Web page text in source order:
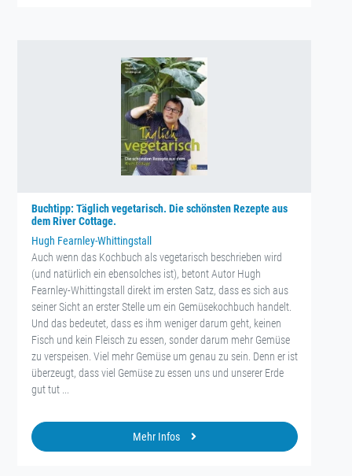
Buchtipp: Täglich vegetarisch. Die schönsten Rezepte aus
dem River Cottage.
Hugh Fearnley-Whittingstall
Auch wenn das Kochbuch als vegetarisch beschrieben wird
(und natürlich ein ebensolches ist), betont Autor Hugh
Fearnley-Whittingstall direkt im ersten Satz, dass es sich aus
seiner Sicht an erster Stelle um ein Gemüsekochbuch handelt.
Und das bedeutet, dass es ihm weniger darum geht, keinen
Fisch und kein Fleisch zu essen, sonder darum mehr Gemüse
zu verspeisen. Viel mehr Gemüse um genau zu sein. Denn er ist
überzeugt, dass viel Gemüse zu essen uns und unserer Erde
gut tut ...
Mehr Infos